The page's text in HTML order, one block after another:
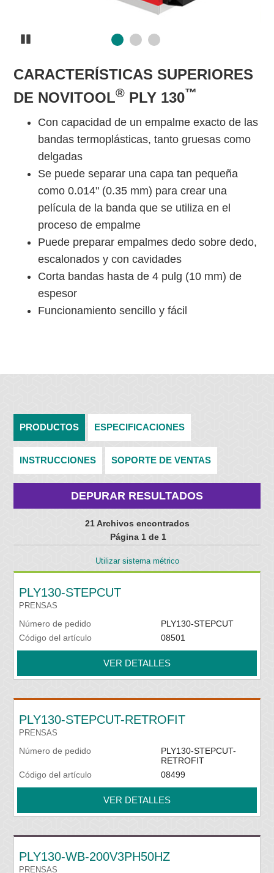
CARACTERÍSTICAS SUPERIORES
DE NOVITOOL® PLY 130™
Con capacidad de un empalme exacto de las
bandas termoplásticas, tanto gruesas como
delgadas
Se puede separar una capa tan pequeña
como 0.014" (0.35 mm) para crear una
película de la banda que se utiliza en el
proceso de empalme
Puede preparar empalmes dedo sobre dedo,
escalonados y con cavidades
Corta bandas hasta de 4 pulg (10 mm) de
espesor
Funcionamiento sencillo y fácil
PRODUCTOS ESPECIFICACIONES
INSTRUCCIONES SOPORTE DE VENTAS
DEPURAR RESULTADOS
21 Archivos encontrados
Página 1 de 1
Utilizar sistema métrico
PLY130-STEPCUT
PRENSAS
Número de pedido
PLY130-STEPCUT
Código del artículo
08501
VER DETALLES
PLY130-STEPCUT-RETROFIT
PRENSAS
Número de pedido
PLY130-STEPCUT-
RETROFIT
Código del artículo
08499
VER DETALLES
PLY130-WB-200V3PH50HZ
PRENSAS